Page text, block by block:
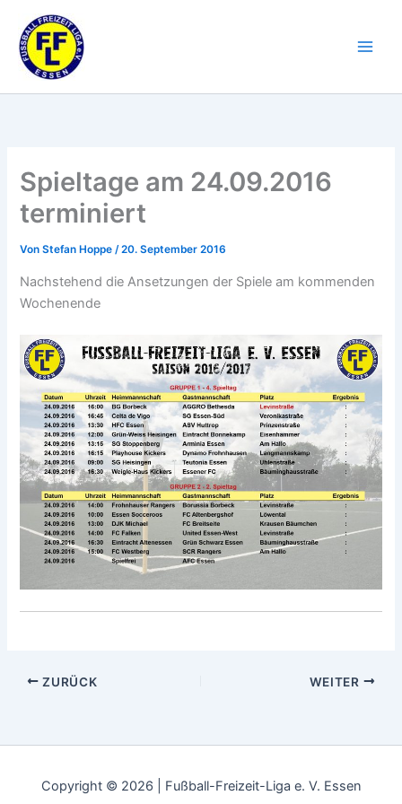
Inhalt
springen
Spieltage am 24.09.2016
terminiert
VonStefan Hoppe/20. September 2016
Nachstehend die Ansetzungen der Spiele am kommenden
Wochenende
ZURÜCK WEITER
Copyright © 2026 | Fußball-Freizeit-Liga e. V. Essen